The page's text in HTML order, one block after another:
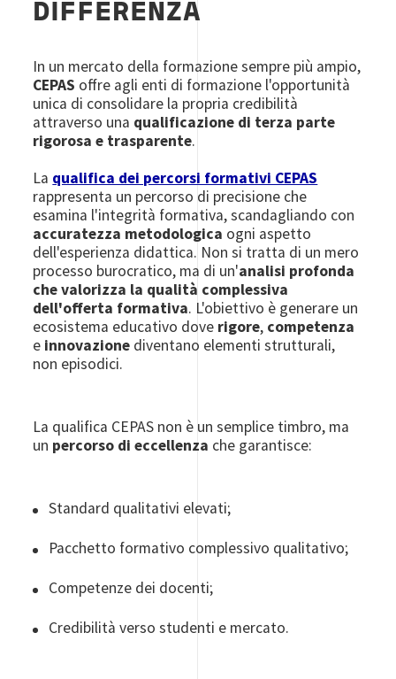
DIFFERENZA
In un mercato della formazione sempre più ampio,
CEPAS offre agli enti di formazione l'opportunità
unica di consolidare la propria credibilità
attraverso una qualificazione di terza parte
rigorosa e trasparente.
La qualifica dei percorsi formativi CEPAS
rappresenta un percorso di precisione che
esamina l'integrità formativa, scandagliando con
accuratezza metodologica ogni aspetto
dell'esperienza didattica. Non si tratta di un mero
processo burocratico, ma di un'analisi profonda
che valorizza la qualità complessiva
dell'offerta formativa. L'obiettivo è generare un
ecosistema educativo dove rigore, competenza
e innovazione diventano elementi strutturali,
non episodici.
La qualifica CEPAS non è un semplice timbro, ma
un percorso di eccellenza che garantisce:
Standard qualitativi elevati;
Pacchetto formativo complessivo qualitativo;
Competenze dei docenti;
Credibilità verso studenti e mercato.